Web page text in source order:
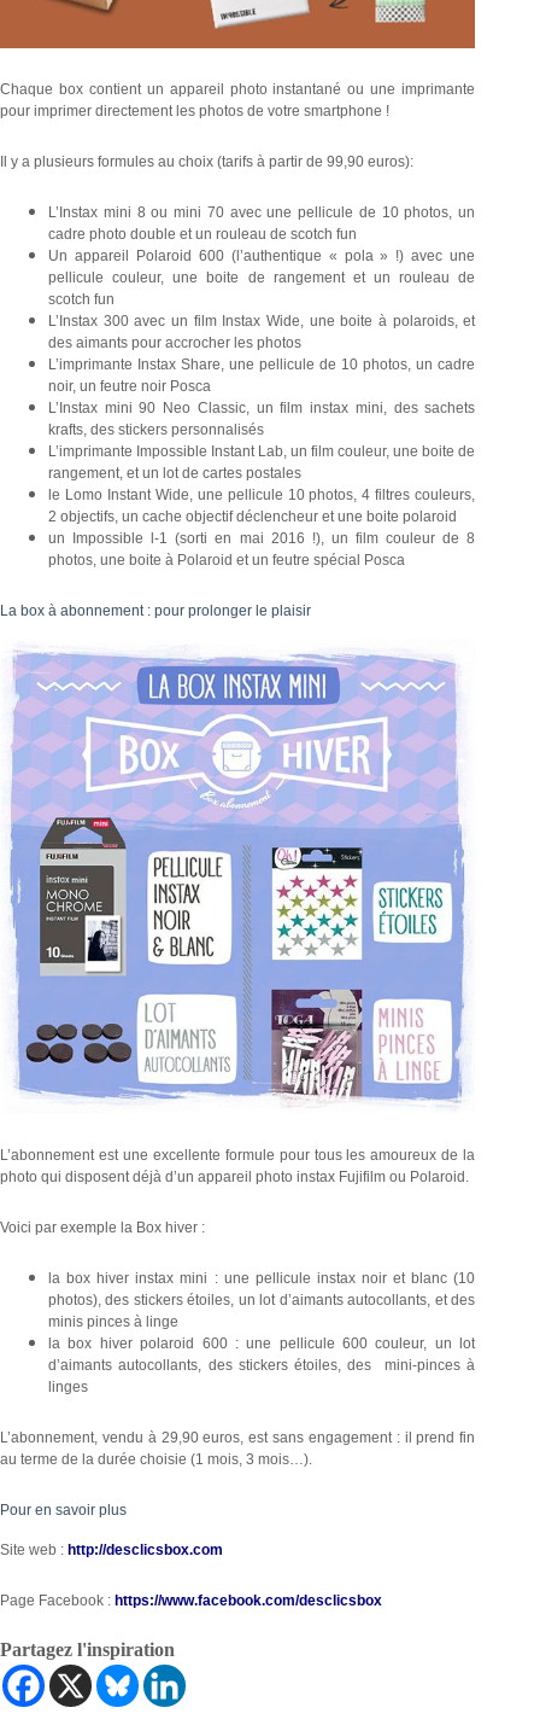
Chaque box contient un appareil photo instantané ou une imprimante
pour imprimer directement les photos de votre smartphone !
Il y a plusieurs formules au choix (tarifs à partir de 99,90 euros):
L’Instax mini 8 ou mini 70 avec une pellicule de 10 photos, un
cadre photo double et un rouleau de scotch fun
Un appareil Polaroid 600 (l’authentique « pola » !) avec une
pellicule couleur, une boite de rangement et un rouleau de
scotch fun
L’Instax 300 avec un film Instax Wide, une boite à polaroids, et
des aimants pour accrocher les photos
L’imprimante Instax Share, une pellicule de 10 photos, un cadre
noir, un feutre noir Posca
L’Instax mini 90 Neo Classic, un film instax mini, des sachets
krafts, des stickers personnalisés
L’imprimante Impossible Instant Lab, un film couleur, une boite de
rangement, et un lot de cartes postales
le Lomo Instant Wide, une pellicule 10 photos, 4 filtres couleurs,
2 objectifs, un cache objectif déclencheur et une boite polaroid
un Impossible l-1 (sorti en mai 2016 !), un film couleur de 8
photos, une boite à Polaroid et un feutre spécial Posca
La box à abonnement : pour prolonger le plaisir
L’abonnement est une excellente formule pour tous les amoureux de la
photo qui disposent déjà d’un appareil photo instax Fujifilm ou Polaroid.
Voici par exemple la Box hiver :
la box hiver instax mini : une pellicule instax noir et blanc (10
photos), des stickers étoiles, un lot d’aimants autocollants, et des
minis pinces à linge
la box hiver polaroid 600 : une pellicule 600 couleur, un lot
d’aimants autocollants, des stickers étoiles, des mini-pinces à
linges
L’abonnement, vendu à 29,90 euros, est sans engagement : il prend fin
au terme de la durée choisie (1 mois, 3 mois…).
Pour en savoir plus
Site web : http://desclicsbox.com
Page Facebook : https://www.facebook.com/desclicsbox
Partagez l'inspiration